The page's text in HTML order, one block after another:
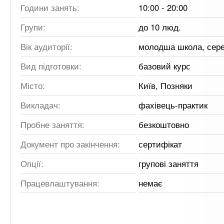
Години занять:
10:00 - 20:00
Групи:
до 10 люд.
Вік аудиторії:
молодша школа,
Вид підготовки:
базовий курс
Місто:
Київ, Позняки
Викладач:
фахівець-практик
Пробне заняття:
безкоштовно
Документ про закінчення:
сертифікат
Опції:
групові заняття
Працевлаштування:
немає